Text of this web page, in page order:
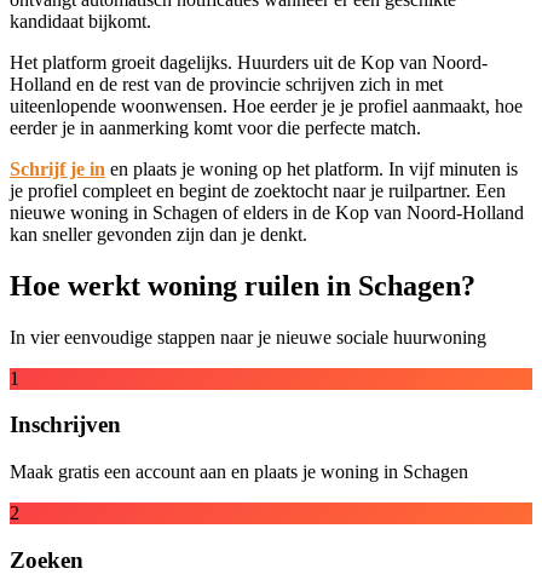
kandidaat bijkomt.
Het platform groeit dagelijks. Huurders uit de Kop van Noord-
Holland en de rest van de provincie schrijven zich in met
uiteenlopende woonwensen. Hoe eerder je je profiel aanmaakt, hoe
eerder je in aanmerking komt voor die perfecte match.
Schrijf je in en plaats je woning op het platform. In vijf minuten is
je profiel compleet en begint de zoektocht naar je ruilpartner. Een
nieuwe woning in Schagen of elders in de Kop van Noord-Holland
kan sneller gevonden zijn dan je denkt.
Hoe werkt woning ruilen in Schagen?
In vier eenvoudige stappen naar je nieuwe sociale huurwoning
1
Inschrijven
Maak gratis een account aan en plaats je woning in Schagen
2
Zoeken